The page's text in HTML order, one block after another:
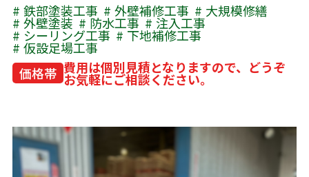
鉄部塗装工事 外壁補修工事 大規模修繕
外壁塗装 防水工事 注入工事
シーリング工事 下地補修工事
仮設足場工事
価格帯 費用は個別見積となりますので、どうぞ
お気軽にご相談ください。